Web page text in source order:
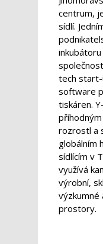
centrum,
sídlí.
inkubátoru
tech
software
tiskáren.
rozrostl a
globálním
sídlícím v
využívá
výrobní,
výzkumné
prostory.